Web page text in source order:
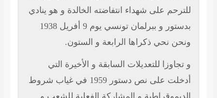
للترحم على شهداء انتفاضته الخالدة و هو ينادي
بدستور و ببرلمان تونسي يوم 9 أفريل 1938
ونحن نحي ذكراها الرابعة و الستون.
و تجاوزا للتعديلات السابقة و الأخيرة التي
أدخلت على نص دستور 1959 في غياب شروط